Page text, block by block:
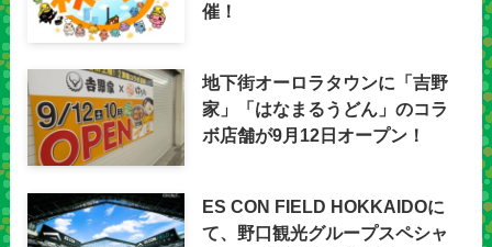
催！
地下街オーロラタウンに「吉野
家」「はなまるうどん」のコラ
ボ店舗が9月12日オープン！
ES CON FIELD HOKKAIDOに
て、野口観光グループスペシャ